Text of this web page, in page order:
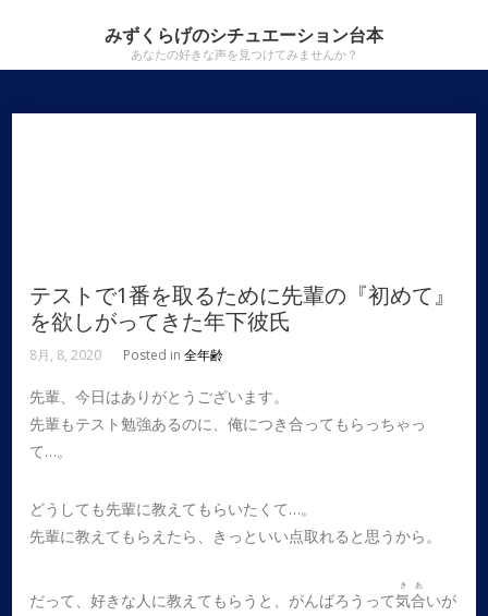
みずくらげのシチュエーション台本
あなたの好きな声を見つけてみませんか？
テストで1番を取るために先輩の『初めて』
を欲しがってきた年下彼氏
8月, 8, 2020 Posted in全年齢
先輩、今日はありがとうございます。
先輩もテスト勉強あるのに、俺につき合ってもらっちゃっ
て…。
どうしても先輩に教えてもらいたくて…。
先輩に教えてもらえたら、きっといい点取れると思うから。
だって、好きな人に教えてもらうと、がんばろうって気合
きあ
いが